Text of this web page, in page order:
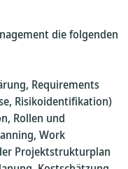
die folgenden
Requirements
Risikoidentifikation)
Rollen und
Work
Projektstrukturplan